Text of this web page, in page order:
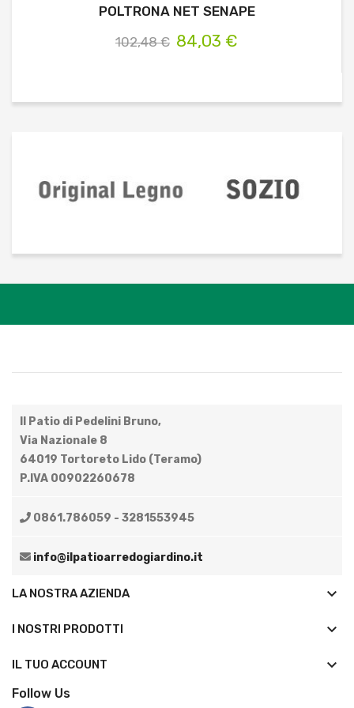
POLTRONA NET SENAPE
102,48 € 84,03 €
Il Patio di Pedelini Bruno,
Via Nazionale 8
64019 Tortoreto Lido (Teramo)
P.IVA 00902260678
0861.786059 - 3281553945
info@ilpatioarredogiardino.it
LA NOSTRA AZIENDA keyboard_arrow_down
I NOSTRI PRODOTTI keyboard_arrow_down
IL TUO ACCOUNT 
Follow Us